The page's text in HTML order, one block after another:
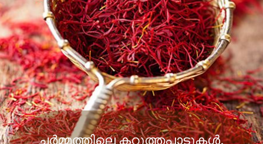
ചര്‍മ്മത്തിലെ കറുത്തപാടുകള്‍,